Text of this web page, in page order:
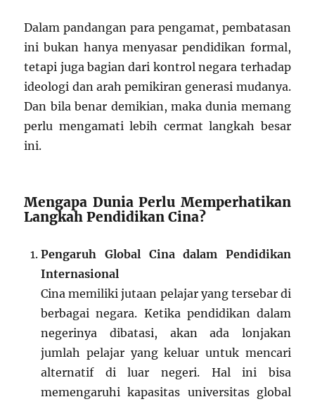
Dalam pandangan para pengamat, pembatasan
ini bukan hanya menyasar pendidikan formal,
tetapi juga bagian dari kontrol negara terhadap
ideologi dan arah pemikiran generasi mudanya.
Dan bila benar demikian, maka dunia memang
perlu mengamati lebih cermat langkah besar
ini.
Mengapa Dunia Perlu Memperhatikan
Langkah Pendidikan Cina?
Pengaruh Global Cina dalam Pendidikan
Internasional
Cina memiliki jutaan pelajar yang tersebar di
berbagai negara. Ketika pendidikan dalam
negerinya dibatasi, akan ada lonjakan
jumlah pelajar yang keluar untuk mencari
alternatif di luar negeri. Hal ini bisa
memengaruhi kapasitas universitas global